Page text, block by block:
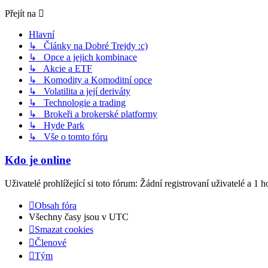
Přejít na
Hlavní
↳ Články na Dobré Trejdy :c)
↳ Opce a jejich kombinace
↳ Akcie a ETF
↳ Komodity a Komoditní opce
↳ Volatilita a její deriváty
↳ Technologie a trading
↳ Brokeři a brokerské platformy
↳ Hyde Park
↳ Vše o tomto fóru
Kdo je online
Uživatelé prohlížející si toto fórum: Žádní registrovaní uživatelé a 1
Obsah fóra
Všechny časy jsou v UTC
Smazat cookies
Členové
Tým